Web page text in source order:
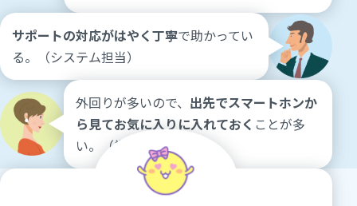
サポートの対応がはやく丁寧で助かってい
る。
（システム担当）
外回りが多いので、 出先でスマートホンか
ら見てお気に入りに入れておく ことが多
い。
（営業）